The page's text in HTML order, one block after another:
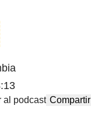
al podcast Compartir